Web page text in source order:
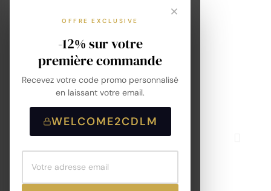
OFFRE EXCLUSIVE
-12% sur votre
première commande
Recevez votre code promo personnalisé
en laissant votre email.
WELCOME2CDLM